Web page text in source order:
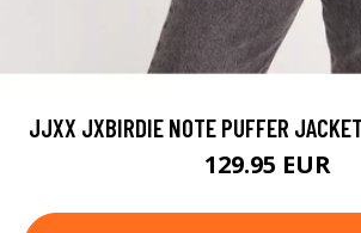
JJXX JXBIRDIE NOTE PUFFER
129.95 EUR